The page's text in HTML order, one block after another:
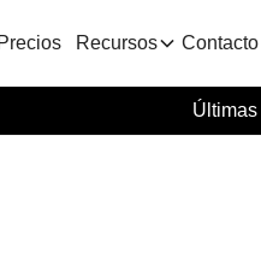
Recursos Contacto